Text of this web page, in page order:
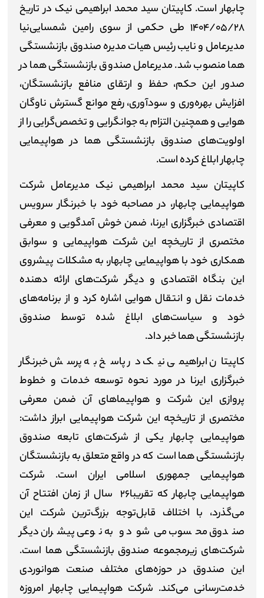
چابهار است. کاپیتان سید محمد ابراهیمی نیک در تاریخ
۱۴۰۴/۰۵/۲۸ طی حکمی از سوی رامین شمسایی‌نیا
مدیرعامل و نایب رئیس هیات مدیره صندوق بازنشستگی
هما منصوب شد. مدیرعامل صندوق بازنشستگی هما در
صدور این حکم، حفظ و ارتقای منافع بازنشستگان،
افزایش بهره‌وری و سودآوری، رفع موانع گسترش ناوگان
هوایی و همچنین التزام به جوانگرایی و تخصص‌گرایی را از
اولویت‌های صندوق بازنشستگی هما در هواپیمایی
چابهار ابلاغ کرده‌ است.
کاپیتان سید محمد ابراهیمی نیک مدیرعامل شرکت
هواپیمایی چابهار، در مصاحبه خود با خبرنگار سرویس
اقتصادی خبرگزاری ایرنا، ضمن خوش آمدگویی و معرفی
مختصری از تاریخچه این شرکت هواپیمایی و سوابق
همکاری خود با هواپیمایی چابهار، به مشکلات پیشروی
این بنگاه اقتصادی و دیگر شرکت‌های ارائه دهنده
خدمات نقل و انتقال هوایی اشاره کرد و از برنامه‌های
خود و سیاست‌های ابلاغ شده توسط صندوق
بازنشستگی هما خبر داد.
کاپیتان ابراهیمی نیک در پاسخ به پرسش خبرنگار
خبرگزاری ایرنا در مورد نحوه توسعه خدمات و خطوط
پروازی این شرکت و هواپیماهای آن ضمن معرفی
مختصری از تاریخچه این شرکت هواپیمایی ابراز داشت:
هواپیمایی چابهار یکی از شرکت‌های تابعه صندوق
بازنشستگی هما است که در واقع متعلق به بازنشستگان
هواپیمایی جمهوری اسلامی ایران است. شرکت
هواپیمایی چابهار که تقریبا۲۶ سال از زمان افتتاح آن
می‌گذرد، با اختلاف قابل‌توجه بزرگ‌ترین شرکت این
صندوق محسوب می‌شود و به نوعی پیشران دیگر
شرکت‌های زیرمجموعه صندوق بازنشستگی هما است.
این صندوق در حوزه‌های مختلف صنعت هوانوردی
خدمت‌رسانی می‌کند. شرکت هواپیمایی چابهار امروزه